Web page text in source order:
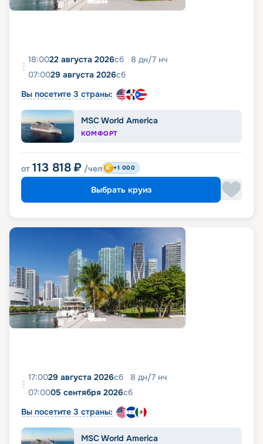
18:0022 августа 2026сб 8 дн/7 нч
07:0029 августа 2026сб
Вы посетите 3 страны:
MSC World America
КОМФОРТ
от 113 818 ₽ /чел +1 000
Выбрать круиз
17:0029 августа 2026сб 8 дн/7 нч
07:0005 сентября 2026сб
Вы посетите 3 страны:
MSC World America